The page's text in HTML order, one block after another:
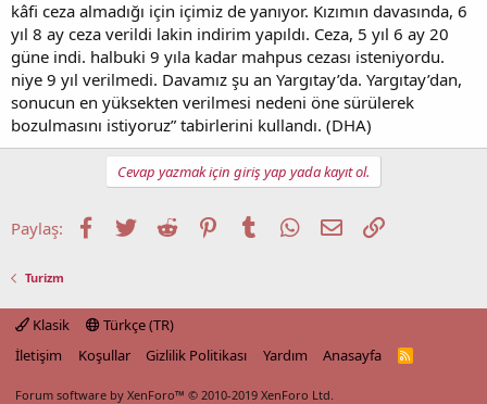
kâfi ceza almadığı için içimiz de yanıyor. Kızımın davasında, 6
yıl 8 ay ceza verildi lakin indirim yapıldı. Ceza, 5 yıl 6 ay 20
güne indi. halbuki 9 yıla kadar mahpus cezası isteniyordu.
niye 9 yıl verilmedi. Davamız şu an Yargıtay’da. Yargıtay’dan,
sonucun en yüksekten verilmesi nedeni öne sürülerek
bozulmasını istiyoruz” tabirlerini kullandı. (DHA)
Cevap yazmak için giriş yap yada kayıt ol.
Paylaş: Facebook
TwitterReddit PinterestTumblrWhatsApp
E-postaLink
Turizm
Klasik
Türkçe (TR)
İletişim
Koşullar Gizlilik Politikası Yardım Anasayfa
R
Forum software by XenForo™ © 2010-2019 XenForo Ltd.